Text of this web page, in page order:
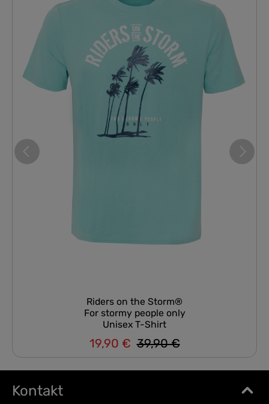
Riders on the Storm®
For stormy people only
Unisex T-Shirt
Verkaufspreis:
19,90 € Regulärer Preis:
39,90 €
Kontakt